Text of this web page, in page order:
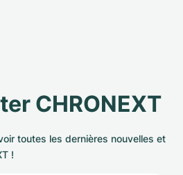
CHRONEXT
toutes les dernières nouvelles et
!